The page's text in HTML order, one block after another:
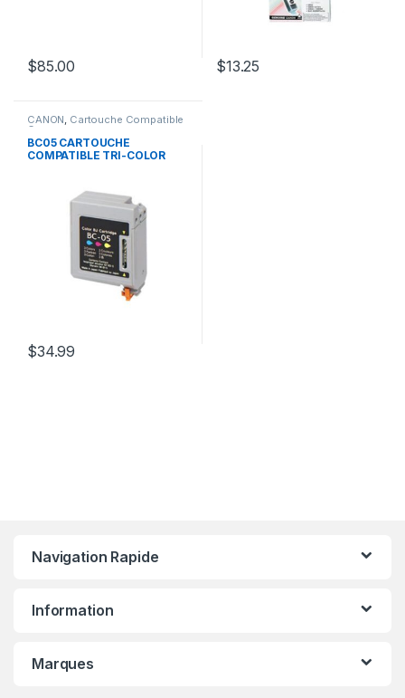
$85.00 $13.25
CANON, Cartouche Compatible
Canon
BC05 CARTOUCHE
COMPATIBLE TRI-COLOR
$34.99
Navigation Rapide
Information
Marques